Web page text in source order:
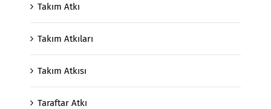
Takım Atkı
Takım Atkıları
Takım Atkısı
Taraftar Atkı